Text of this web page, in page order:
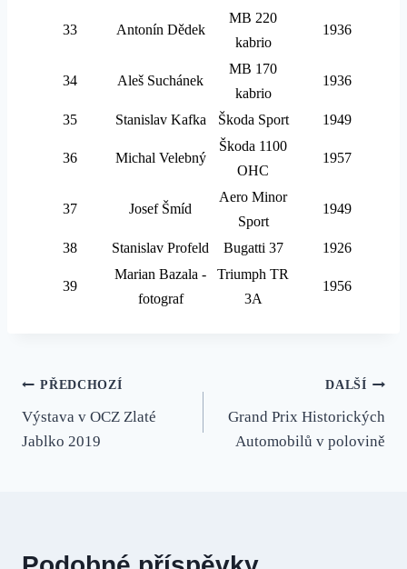
33 Antonín Dědek
MB 220
kabrio
1936
34 Aleš Suchánek
MB 170
kabrio
1936
35 Stanislav Kafka Škoda Sport 1949
36 Michal Velebný
Škoda 1100
OHC
1957
37 Josef Šmíd
Aero Minor
Sport
1949
38 Stanislav Profeld Bugatti 37 1926
39
Marian Bazala -
fotograf
Triumph TR
3A
1956
Navigace
pro
PŘEDCHOZÍ
Výstava v OCZ Zlaté
Jablko 2019
DALŠÍ
Grand Prix Historických
Automobilů v polovině